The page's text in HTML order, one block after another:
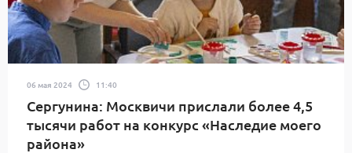
06 мая 2024 11:40
Сергунина: Москвичи прислали более 4,5
тысячи работ на конкурс «Наследие моего
района»